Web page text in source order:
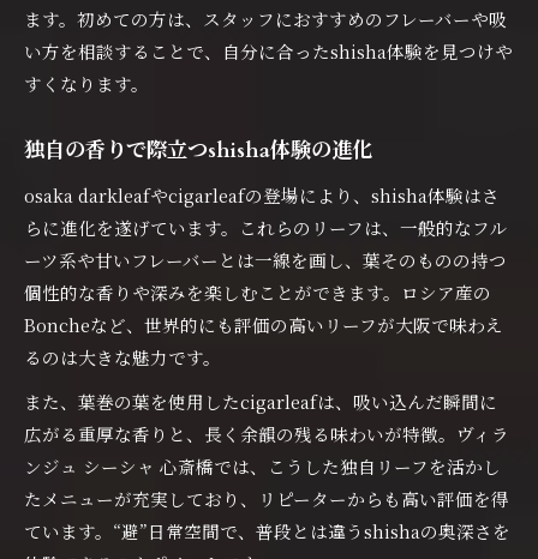
“避”日常空間と本格shishaの相乗効果
shisha体験に欠かせない“避”日常空間の魅力
“避”日常で叶うshishaの極上リラックス時間
shisha愛好家に人気の“避”日常的空間活用法
大阪府で味わうshishaと特別な空間の関係
初心者も安心できるshisha大阪府の魅力
shisha大阪府なら初心者も気軽に楽しめる理
由
大阪府で体験するshisha入門ガイド
shisha初心者向けサポート充実の大阪府
個性際立つshisha時間osaka darkleafで満喫
osaka darkleafで極上shisha時間を満喫
ます。初めての方は、スタッフにおすすめのフレーバーや吸
い方を相談することで、自分に合ったshisha体験を見つけや
すくなります。
独自の香りで際立つshisha体験の進化
osaka darkleafやcigarleafの登場により、shisha体験はさ
らに進化を遂げています。これらのリーフは、一般的なフル
ーツ系や甘いフレーバーとは一線を画し、葉そのものの持つ
個性的な香りや深みを楽しむことができます。ロシア産の
Boncheなど、世界的にも評価の高いリーフが大阪で味わえ
るのは大きな魅力です。
また、葉巻の葉を使用したcigarleafは、吸い込んだ瞬間に
広がる重厚な香りと、長く余韻の残る味わいが特徴。ヴィラ
ンジュ シーシャ 心斎橋では、こうした独自リーフを活かし
たメニューが充実しており、リピーターからも高い評価を得
ています。“避”日常空間で、普段とは違うshishaの奥深さを